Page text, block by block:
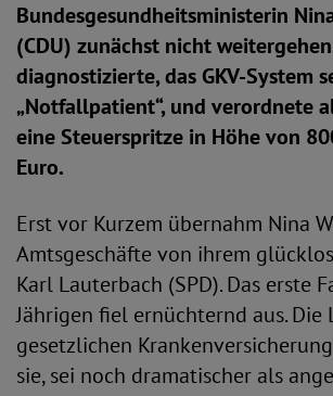
Bundesgesundheitsministerin
(CDU) zunächst nicht
diagnostizierte, das GKV-System
„Notfallpatient“, und verordnete
eine Steuerspritze in Höhe von
Euro.
Erst vor Kurzem übernahm Nina
Amtsgeschäfte von ihrem
Karl Lauterbach (SPD). Das erste
Jährigen fiel ernüchternd aus. Die
gesetzlichen Krankenversicherung
sie, sei noch dramatischer als